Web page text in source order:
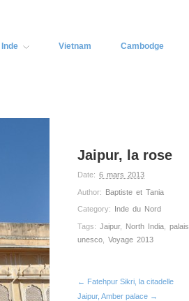
Inde Vietnam Cambodge
Jaipur, la rose
Date: 6 mars 2013
Author: Baptiste et Tania
Category: Inde du Nord
Tags: Jaipur, North India palais
unesco
Voyage 2013
← Fatehpur Sikri, la citadelle
Jaipur, Amber palace →